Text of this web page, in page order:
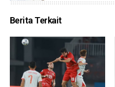
Berita Terkait